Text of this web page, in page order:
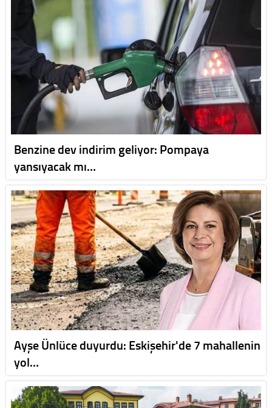
Benzine dev indirim geliyor: Pompaya
yansıyacak mı…
Ayşe Ünlüce duyurdu: Eskişehir'de 7 mahallenin
yol…